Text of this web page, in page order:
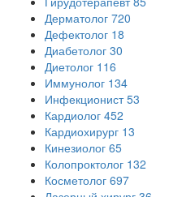
Дерматолог 720
Дефектолог 18
Диабетолог 30
Диетолог 116
Иммунолог 134
Инфекционист 53
Кардиолог 452
Кардиохирург 13
Кинезиолог 65
Колопроктолог 132
Косметолог 697